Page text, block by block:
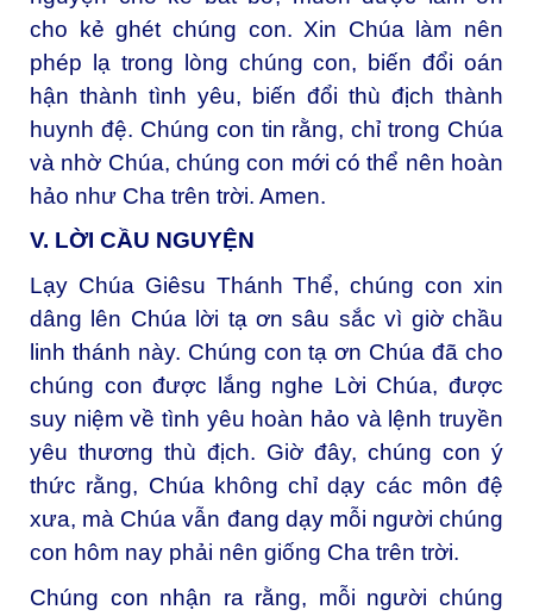
cho kẻ ghét chúng con. Xin Chúa làm nên
phép lạ trong lòng chúng con, biến đổi oán
hận thành tình yêu, biến đổi thù địch thành
huynh đệ. Chúng con tin rằng, chỉ trong Chúa
và nhờ Chúa, chúng con mới có thể nên hoàn
hảo như Cha trên trời. Amen.
V. LỜI CẦU NGUYỆN
Lạy Chúa Giêsu Thánh Thể, chúng con xin
dâng lên Chúa lời tạ ơn sâu sắc vì giờ chầu
linh thánh này. Chúng con tạ ơn Chúa đã cho
chúng con được lắng nghe Lời Chúa, được
suy niệm về tình yêu hoàn hảo và lệnh truyền
yêu thương thù địch. Giờ đây, chúng con ý
thức rằng, Chúa không chỉ dạy các môn đệ
xưa, mà Chúa vẫn đang dạy mỗi người chúng
con hôm nay phải nên giống Cha trên trời.
Chúng con nhận ra rằng, mỗi người chúng